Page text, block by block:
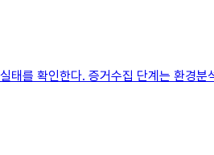
를 확인한다. 증거수집 단계는 환경분